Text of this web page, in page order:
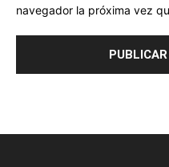
navegador la próxima vez